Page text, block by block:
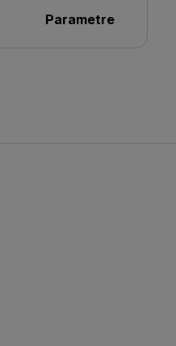
Parametre